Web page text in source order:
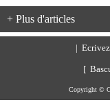
+ Plus d'articles
[
Copyright ©